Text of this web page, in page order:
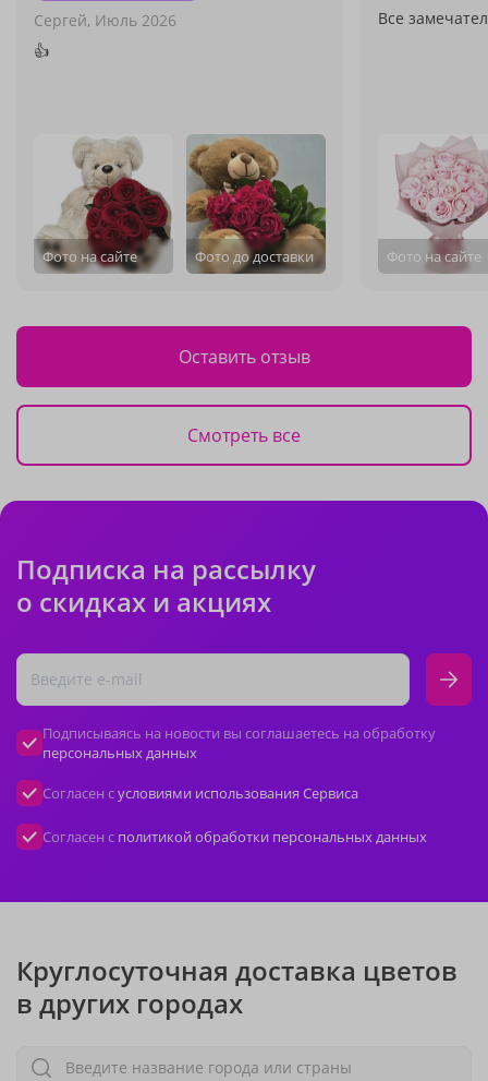
Сергей, Июль 2026
👍
Фото на сайте Фото до доставки
Все
Фото на сайте
Оставить отзыв
Смотреть все
Подписка на рассылку
о скидках и акциях
Подписываясь на новости вы соглашаетесь на обработку
персональных данных
Согласен сусловиями использования Сервиса
Согласен с политикой обработки персональных данных
Круглосуточная доставка цветов
в других городах
Введите название города или страны